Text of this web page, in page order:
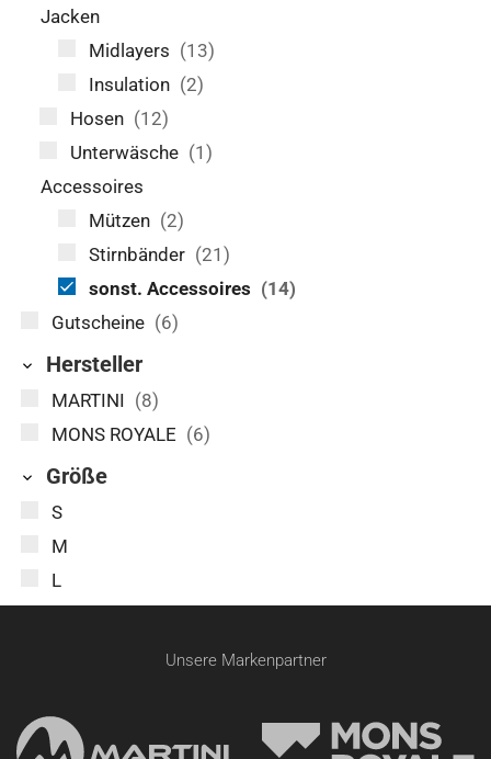
Jacken
Midlayers (13)
Insulation (2)
Hosen (12)
Unterwäsche (1)
Accessoires
Mützen (2)
Stirnbänder (21)
sonst. Accessoires (14)
Gutscheine (6)
Hersteller
MARTINI (8)
MONS ROYALE (6)
Größe
S
M
L
Unsere Markenpartner